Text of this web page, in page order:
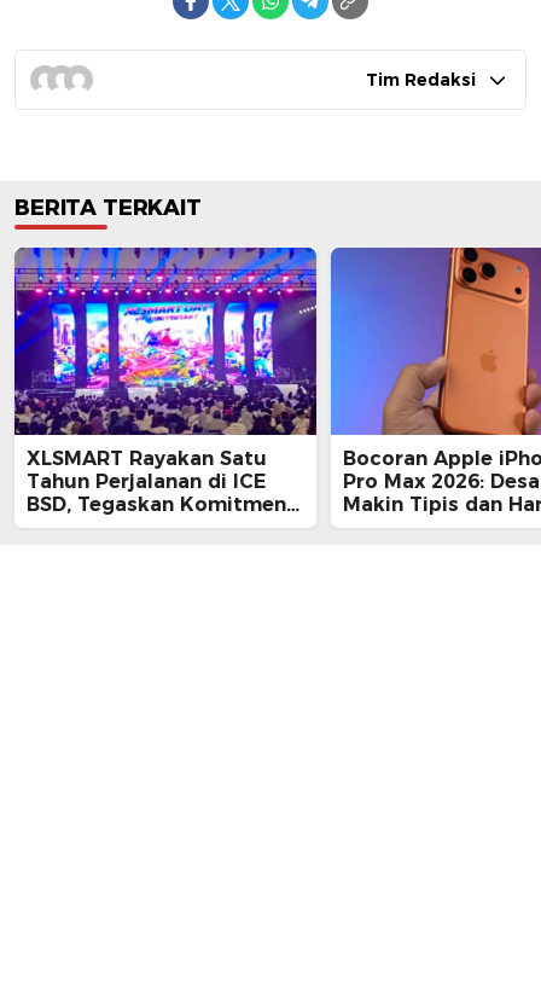
Tim Redaksi
BERITA TERKAIT
XLSMART Rayakan Satu
Tahun Perjalanan di ICE
BSD, Tegaskan Komitmen
Perkuat Jaringan dan
Bocoran Apple
Pro Max 2026:
Makin Tipis dan
Tembus Rp25 Juta